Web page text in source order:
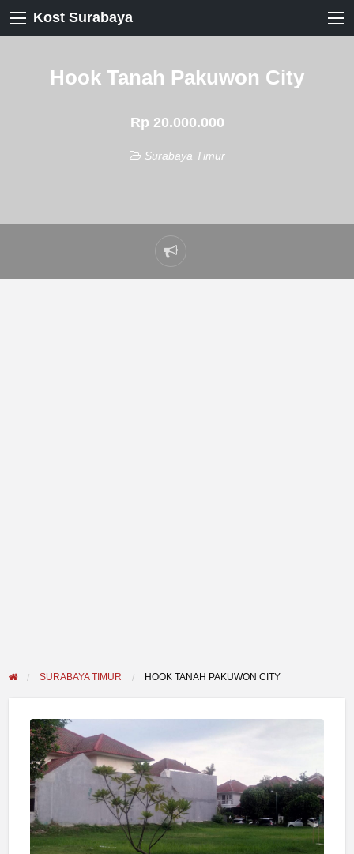
Kost Surabaya
Hook Tanah Pakuwon City
Rp 20.000.000
Surabaya Timur
Laporkan
masalah
SURABAYA TIMUR HOOK TANAH PAKUWON CITY